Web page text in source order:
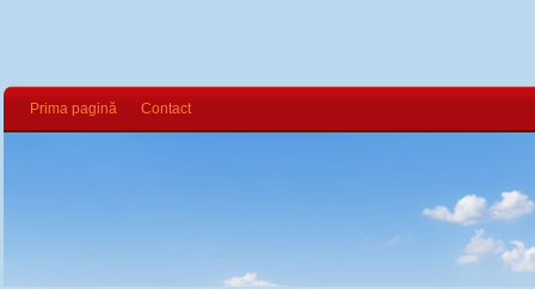
Prima pagină Contact